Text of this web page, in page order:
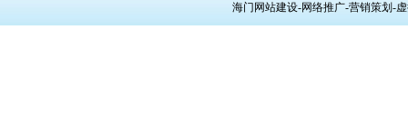
海门网站建设-网络推广-营销策划-